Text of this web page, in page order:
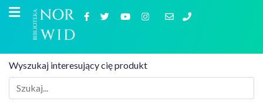
Wyszukaj interesujący cię produkt